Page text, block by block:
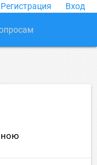
Регистрация Вход